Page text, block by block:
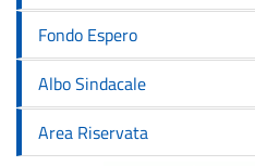
Fondo Espero
Albo Sindacale
Area Riservata